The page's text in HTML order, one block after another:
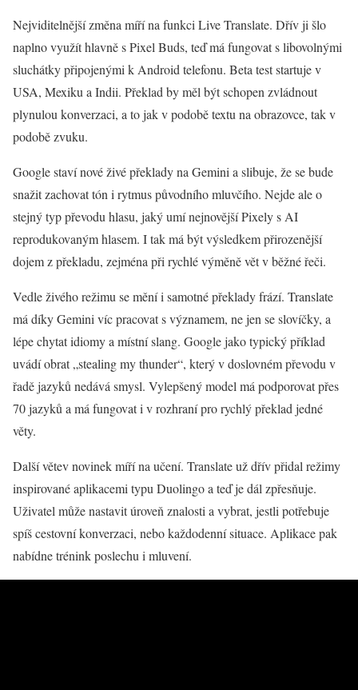
Nejviditelnější změna míří na funkci Live Translate. Dřív ji šlo
naplno využít hlavně s Pixel Buds, teď má fungovat s libovolnými
sluchátky připojenými k Android telefonu. Beta test startuje v
USA, Mexiku a Indii. Překlad by měl být schopen zvládnout
plynulou konverzaci, a to jak v podobě textu na obrazovce, tak v
podobě zvuku.
Google staví nové živé překlady na Gemini a slibuje, že se bude
snažit zachovat tón i rytmus původního mluvčího. Nejde ale o
stejný typ převodu hlasu, jaký umí nejnovější Pixely s AI
reprodukovaným hlasem. I tak má být výsledkem přirozenější
dojem z překladu, zejména při rychlé výměně vět v běžné řeči.
Vedle živého režimu se mění i samotné překlady frází. Translate
má díky Gemini víc pracovat s významem, ne jen se slovíčky, a
lépe chytat idiomy a místní slang. Google jako typický příklad
uvádí obrat „stealing my thunder“, který v doslovném převodu v
řadě jazyků nedává smysl. Vylepšený model má podporovat přes
70 jazyků a má fungovat i v rozhraní pro rychlý překlad jedné
věty.
Další větev novinek míří na učení. Translate už dřív přidal režimy
inspirované aplikacemi typu Duolingo a teď je dál zpřesňuje.
Uživatel může nastavit úroveň znalosti a vybrat, jestli potřebuje
spíš cestovní konverzaci, nebo každodenní situace. Aplikace pak
nabídne trénink poslechu i mluvení.